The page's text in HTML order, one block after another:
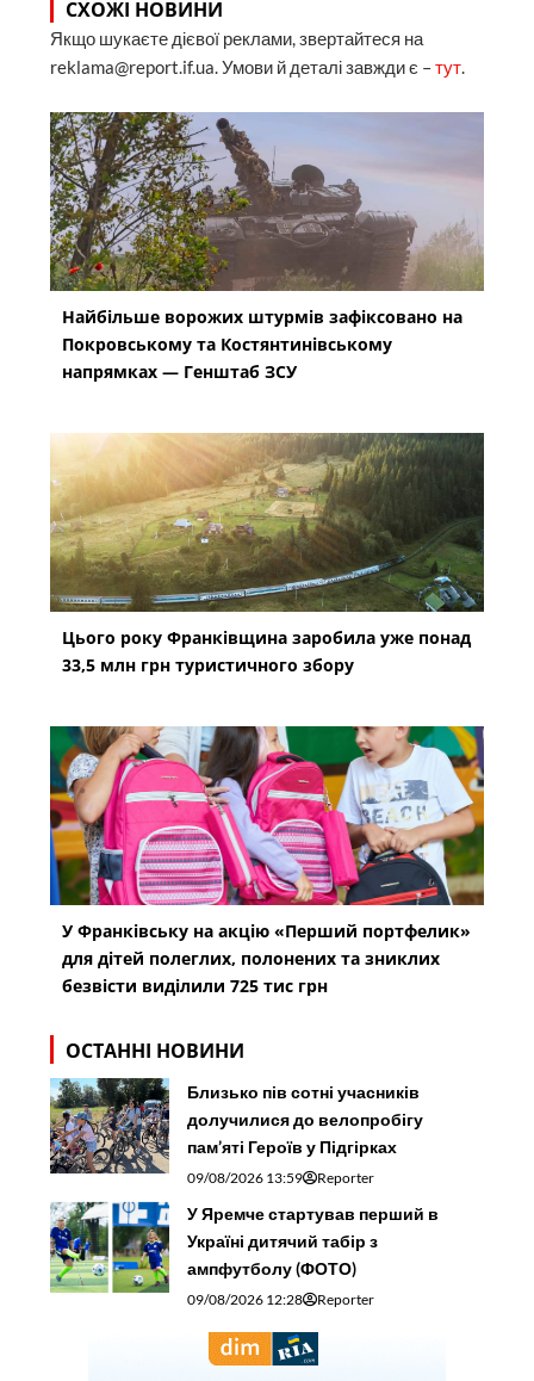
СХОЖІ НОВИНИ
Якщо шукаєте дієвої реклами, звертайтеся на
reklama@report.if.ua. Умови й деталі завжди є –тут.
Найбільше ворожих штурмів зафіксовано на
Покровському та Костянтинівському
напрямках — Генштаб ЗСУ
Цього року Франківщина заробила уже понад
33,5 млн грн туристичного збору
У Франківську на акцію «Перший портфелик»
для дітей полеглих, полонених та зниклих
безвісти виділили 725 тис грн
ОСТАННІ НОВИНИ
Близько пів сотні учасників
долучилися до велопробігу
пам’яті Героїв у Підгірках
09/08/2026 13:59 Reporter
У Яремче стартував перший в
Україні дитячий табір з
ампфутболу (ФОТО)
09/08/2026 12:28 Reporter